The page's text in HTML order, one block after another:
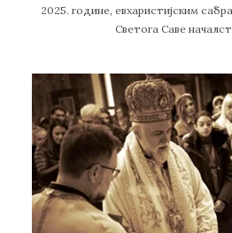
2025. године, евхаристијским
Светога Саве